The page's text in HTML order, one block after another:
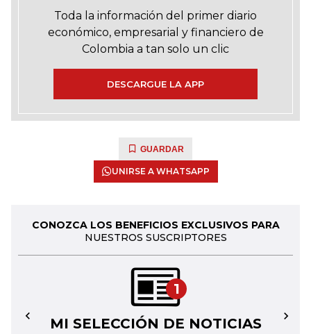
Toda la información del primer diario
económico, empresarial y financiero de
Colombia a tan solo un clic
DESCARGUE LA APP
GUARDAR
UNIRSE A WHATSAPP
CONOZCA LOS BENEFICIOS EXCLUSIVOS PARA
NUESTROS SUSCRIPTORES
1
MI SELECCIÓN DE NOTICIAS
← →